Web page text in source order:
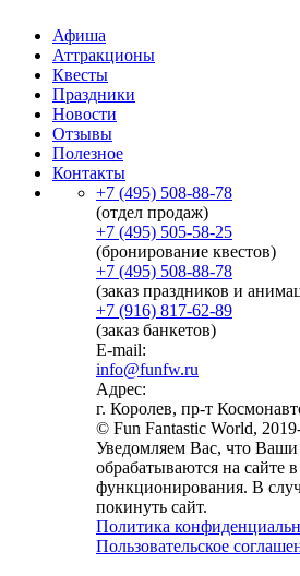
Афиша
Аттракционы
Квесты
Праздники
Новости
Отзывы
Полезное
Контакты
+7 (495) 508-88-78
(отдел продаж)
+7 (495) 505-58-25
(бронирование квестов)
+7 (495) 508-88-78
(заказ праздников и
+7 (916) 817-62-89
(заказ банкетов)
E-mail:
info@funfw.ru
Адрес:
г. Королев, пр-т
© Fun Fantastic World,
Уведомляем Вас, что
обрабатываются на сайте
функционирования. В
покинуть сайт.
Политика
Пользовательское